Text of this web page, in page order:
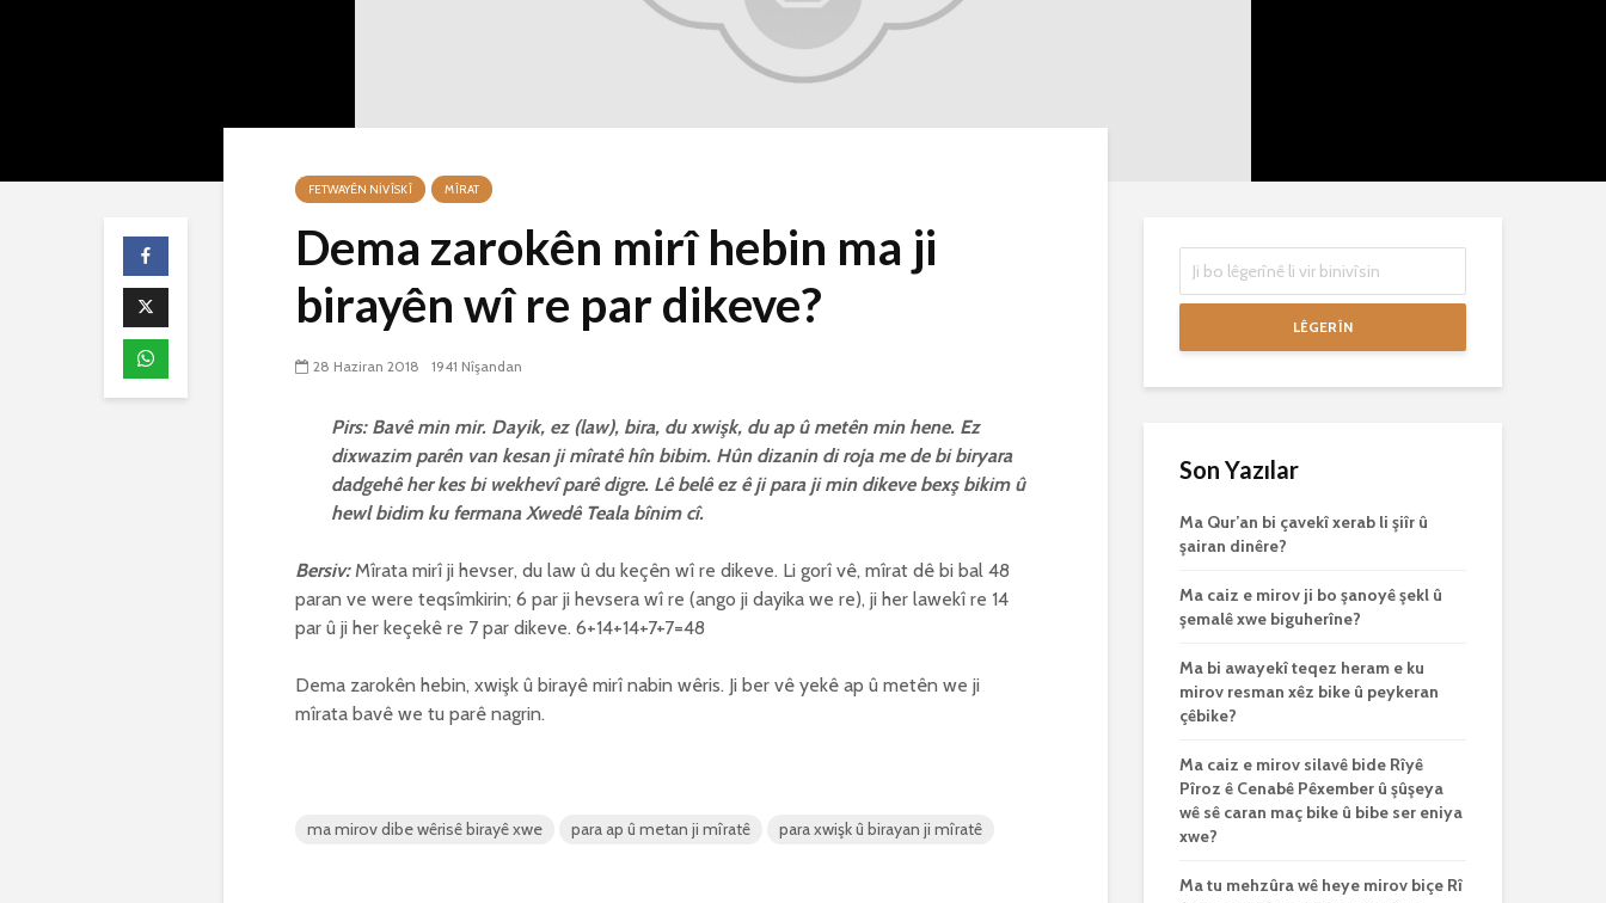
FETWAYÊN NIVÎSKÎ MÎRAT
Dema zarokên mirî hebin ma ji
birayên wî re par dikeve?
28 Haziran 2018 1941 Nîşandan
Pirs: Bavê min mir. Dayik, ez (law), bira, du xwişk, du ap û metên min hene. Ez
dixwazim parên van kesan ji mîratê hîn bibim. Hûn dizanin di roja me de bi biryara
dadgehê her kes bi wekhevî parê digre. Lê belê ez ê ji para ji min dikeve bexş bikim û
hewl bidim ku fermana Xwedê Teala bînim cî.
Bersiv:Mîrata mirî ji hevser, du law û du keçên wî re dikeve. Li gorî vê, mîrat dê bi bal 48
paran ve were teqsîmkirin; 6 par ji hevsera wî re (ango ji dayika we re), ji her lawekî re 14
par û ji her keçekê re 7 par dikeve. 6+14+14+7+7=48
Dema zarokên hebin, xwişk û birayê mirî nabin wêris. Ji ber vê yekê ap û metên we ji
mîrata bavê we tu parê nagrin.
ma mirov dibe wêrisê birayê xwe para ap û metan ji mîratê para xwişk û birayan ji mîratê
LÊGERÎN
Son Yazılar
Ma Qur’an bi çavekî xerab li şiîr û
şairan dinêre?
Ma caiz e mirov ji bo şanoyê şekl û
şemalê xwe biguherîne?
Ma bi awayekî teqez heram e ku
mirov resman xêz bike û peykeran
çêbike?
Ma caiz e mirov silavê bide Rîyê
Pîroz ê Cenabê Pêxember û şûşeya
wê sê caran maç bike û bibe ser eniya
xwe?
Ma tu mehzûra wê heye mirov biçe Rî